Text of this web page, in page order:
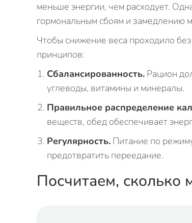
меньше энергии, чем расходует.
гормональным сбоям и замедлению
Чтобы снижение веса проходило
принципов:
Сбалансированность. Рацион
углеводы, витамины и минералы.
Правильное распределение
веществ, обед обеспечивает
Регулярность. Питание по
предотвратить переедание.
Посчитаем, сколько